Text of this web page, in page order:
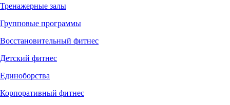
Тренажерные залы
Групповые программы
Восстановительный фитнес
Детский фитнес
Единоборства
Корпоративный фитнес